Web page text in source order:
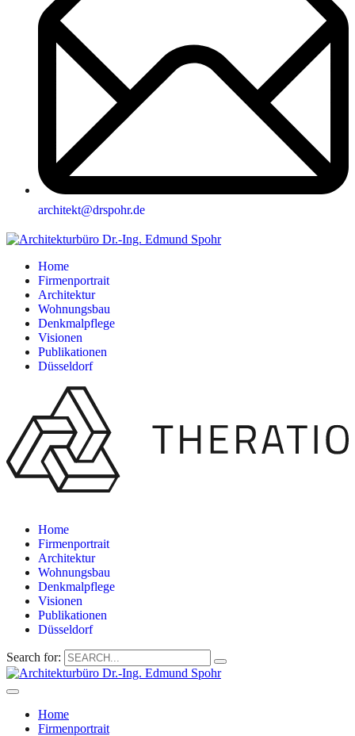
architekt@drspohr.de
Home
Firmenportrait
Architektur
Wohnungsbau
Denkmalpflege
Visionen
Publikationen
Düsseldorf
Home
Firmenportrait
Architektur
Wohnungsbau
Denkmalpflege
Visionen
Publikationen
Düsseldorf
Search for:
Home
Firmenportrait